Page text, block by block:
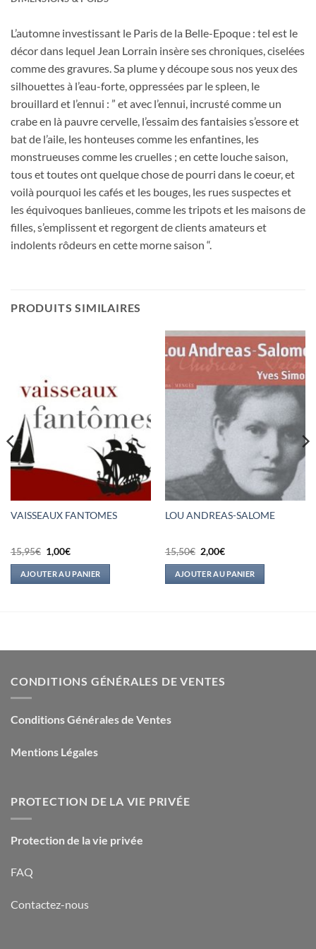
L’automne investissant le Paris de la Belle-Epoque : tel est le
décor dans lequel Jean Lorrain insère ses chroniques, ciselées
comme des gravures. Sa plume y découpe sous nos yeux des
silhouettes à l’eau-forte, oppressées par le spleen, le
brouillard et l’ennui : ” et avec l’ennui, incrusté comme un
crabe en là pauvre cervelle, l’essaim des fantaisies s’essore et
bat de l’aile, les honteuses comme les enfantines, les
monstrueuses comme les cruelles ; en cette louche saison,
tous et toutes ont quelque chose de pourri dans le coeur, et
voilà pourquoi les cafés et les bouges, les rues suspectes et
les équivoques banlieues, comme les tripots et les maisons de
filles, s’emplissent et regorgent de clients amateurs et
indolents rôdeurs en cette morne saison “.
PRODUITS SIMILAIRES
VAISSEAUX FANTOMES
15,95€ Le
prix
initial
était :
15,95€.
1,00€Le
actuel
est :
1,00€.
AJOUTER AU PANIER
LOU ANDREAS-SALOME
15,50€ Le
prix
initial
était :
15,50€.
2,00€Le
actuel
est :
2,00€.
AJOUTER AU PANIER
CONDITIONS GÉNÉRALES DE VENTES
Conditions Générales de Ventes
Mentions Légales
PROTECTION DE LA VIE PRIVÉE
Protection de la vie privée
FAQ
Contactez-nous